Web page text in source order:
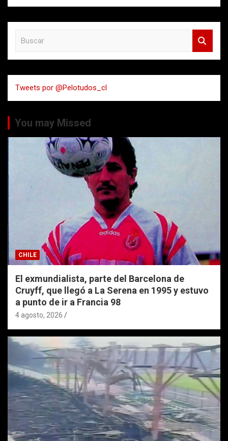
a
r
Tweets por @Pelotudos_cl
You may Missed
CHILE
El exmundialista, parte del Barcelona de
Cruyff, que llegó a La Serena en 1995 y estuvo
a punto de ir a Francia 98
4 agosto, 2026